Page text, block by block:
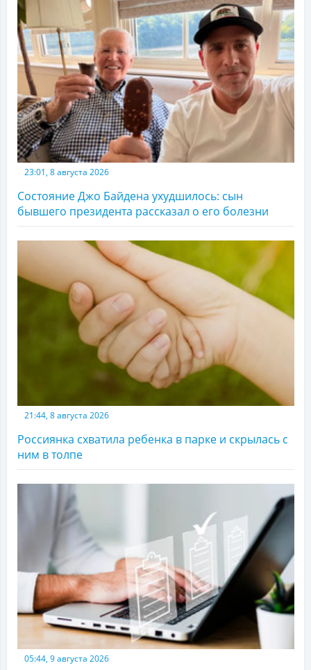
23:01, 8 августа 2026
Состояние Джо Байдена ухудшилось: сын
бывшего президента рассказал о его болезни
21:44, 8 августа 2026
Россиянка схватила ребенка в парке и скрылась с
ним в толпе
05:44, 9 августа 2026